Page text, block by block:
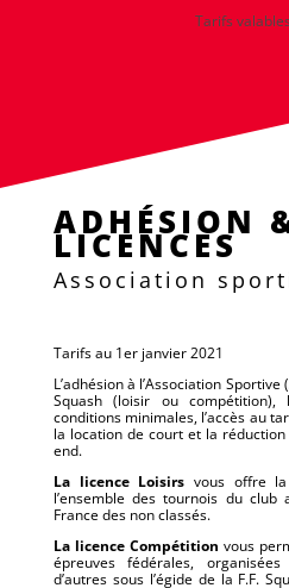
Tarifs
ADHÉSION
LICENCES
Association
Tarifs au 1erjanvier 2021
L’adhésion à l’Association Sportive
Squash (loisir ou compétition),
conditions minimales, l’accès au
la location de court et la
end.
La licence Loisirs vous offre
l’ensemble des tournois du club
France des non classés.
La licence Compétition vous
épreuves fédérales,
d’autres sous l’égide de la F.F.